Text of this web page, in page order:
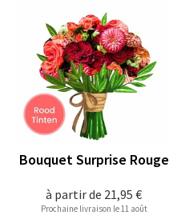
à partir de 21,95 €
Bouquet Surprise Rouge
Prochaine livraison le 11 août